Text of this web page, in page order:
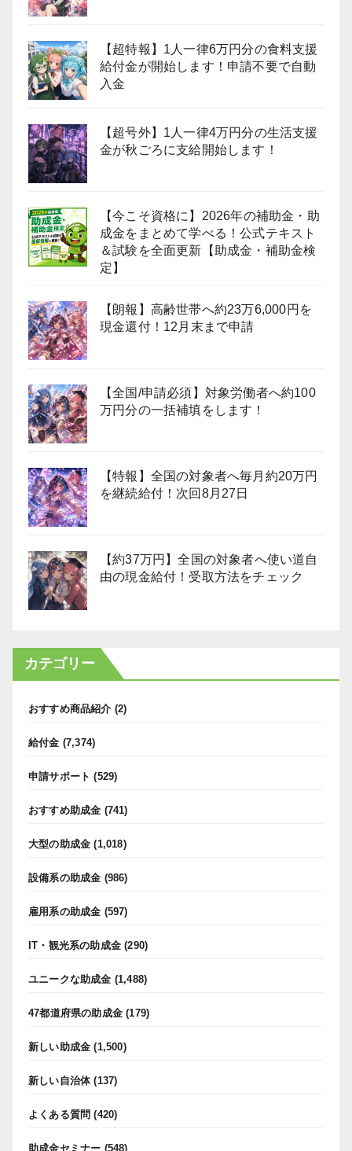
【超特報】1人一律6万円分の食料支援
給付金が開始します！申請不要で自動
入金
【超号外】1人一律4万円分の生活支援
金が秋ごろに支給開始します！
【今こそ資格に】2026年の補助金・助
成金をまとめて学べる！公式テキスト
＆試験を全面更新【助成金・補助金検
定】
【朗報】高齢世帯へ約23万6,000円を
現金還付！12月末まで申請
【全国/申請必須】対象労働者へ約100
万円分の一括補填をします！
【特報】全国の対象者へ毎月約20万円
を継続給付！次回8月27日
【約37万円】全国の対象者へ使い道自
由の現金給付！受取方法をチェック
カテゴリー
おすすめ商品紹介 (2)
給付金 (7,374)
申請サポート (529)
おすすめ助成金 (741)
大型の助成金 (1,018)
設備系の助成金 (986)
雇用系の助成金 (597)
IT・観光系の助成金 (290)
ユニークな助成金 (1,488)
47都道府県の助成金 (179)
新しい助成金 (1,500)
新しい自治体(137)
よくある質問 (420)
助成金セミナー (548)